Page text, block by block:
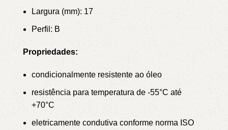
Largura (mm): 17
Perfil: B
Propriedades:
condicionalmente resistente ao óleo
resistência para temperatura de -55°C até
+70°C
eletricamente condutiva conforme norma ISO